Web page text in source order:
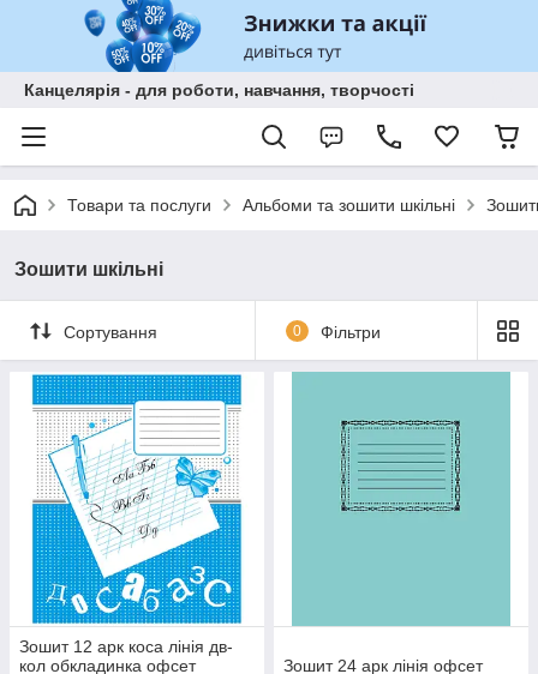
Канцелярія - для роботи, навчання, творчості
Товари та послуги Альбоми та зошити шкільні
Зошити шкільні
Сортування 0 Фільтри
Зошит 12 арк коса лінія дв-
кол обкладинка офсет
Зошит 24 арк лінія офсет